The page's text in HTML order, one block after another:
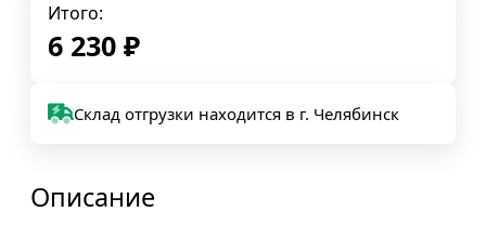
Итого:
6 230 ₽
Склад отгрузки находится в г. Челябинск
Описание